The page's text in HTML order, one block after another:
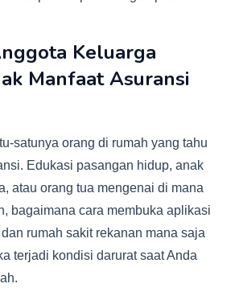
Keluarga
Manfaat Asuransi
satunya orang di rumah yang tahu
Edukasi pasangan hidup, anak
atau orang tua mengenai di mana
bagaimana cara membuka aplikasi
rumah sakit rekanan mana saja
terjadi kondisi darurat saat Anda